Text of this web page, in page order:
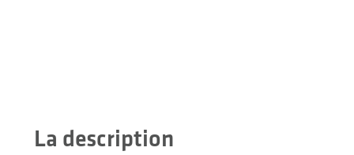
La description